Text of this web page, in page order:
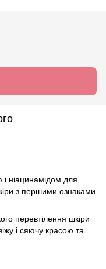
ніацинамідом для
з першими ознаками
перевтілення шкіри
і сяючу красою та